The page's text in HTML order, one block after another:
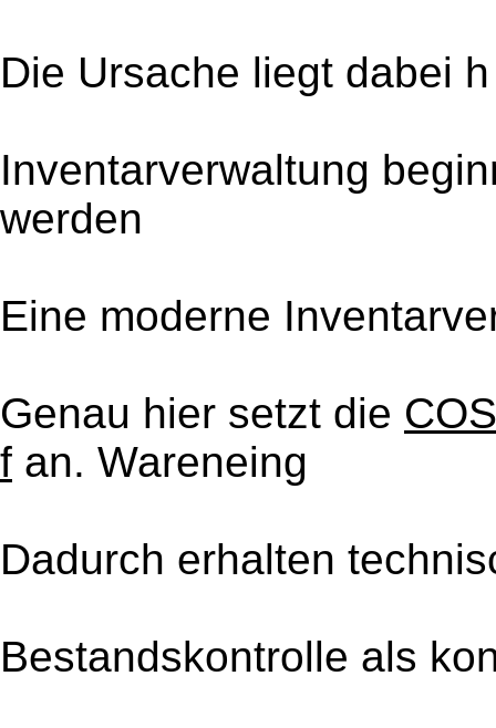
Die Ursache liegt dabei h
Inventarverwaltung
werden
Eine moderne
Genau hier setzt die
f an. Wareneing
Dadurch erhalten
Bestandskontrolle als